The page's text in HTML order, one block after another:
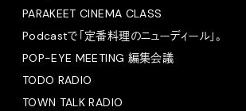
PARAKEET CINEMA CLASS
Podcastで「定番料理のニューディール」。
POP-EYE MEETING 編集会議
TODO RADIO
TOWN TALK RADIO